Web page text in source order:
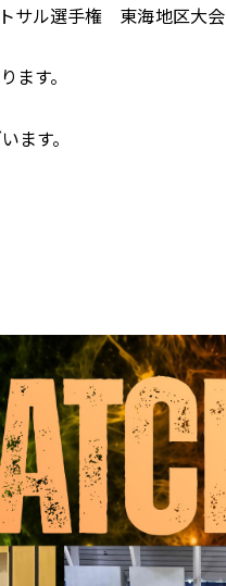
サル選手権 東海地区大会
す。
ます。